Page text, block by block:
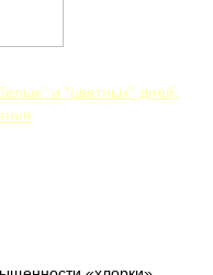
и “цветных” дней,